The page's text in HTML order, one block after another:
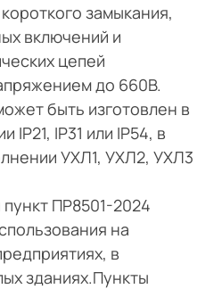
замыкания,
включений и
цепей
до 660В.
быть изготовлен в
IP21, IP31 или IP54, в
УХЛ1, УХЛ2, УХЛ3
ПР8501-2024
на
в
зданиях.Пункты